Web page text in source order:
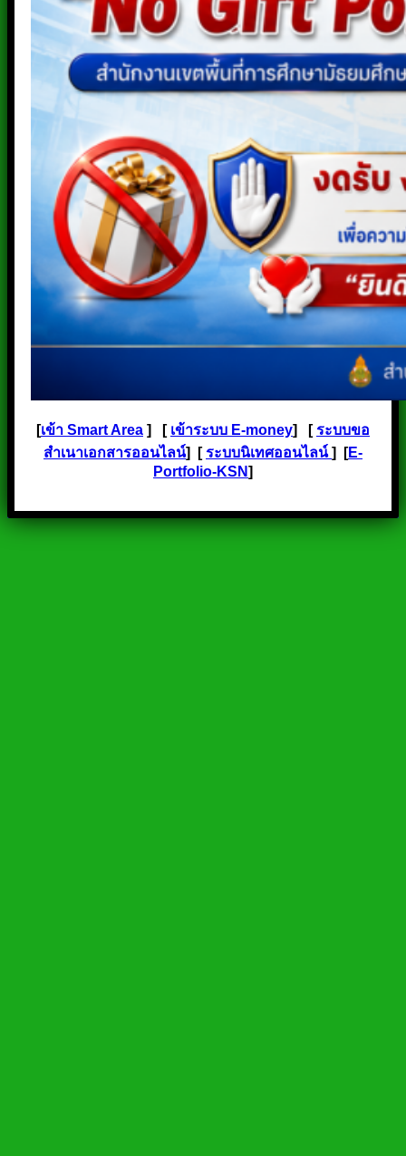
[เข้า Smart Area ] [ เข้าระบบ E-money] [ระบบขอ
สำเนาเอกสารออนไลน์] [ระบบนิเทศออนไลน์] [E-
Portfolio-KSN]